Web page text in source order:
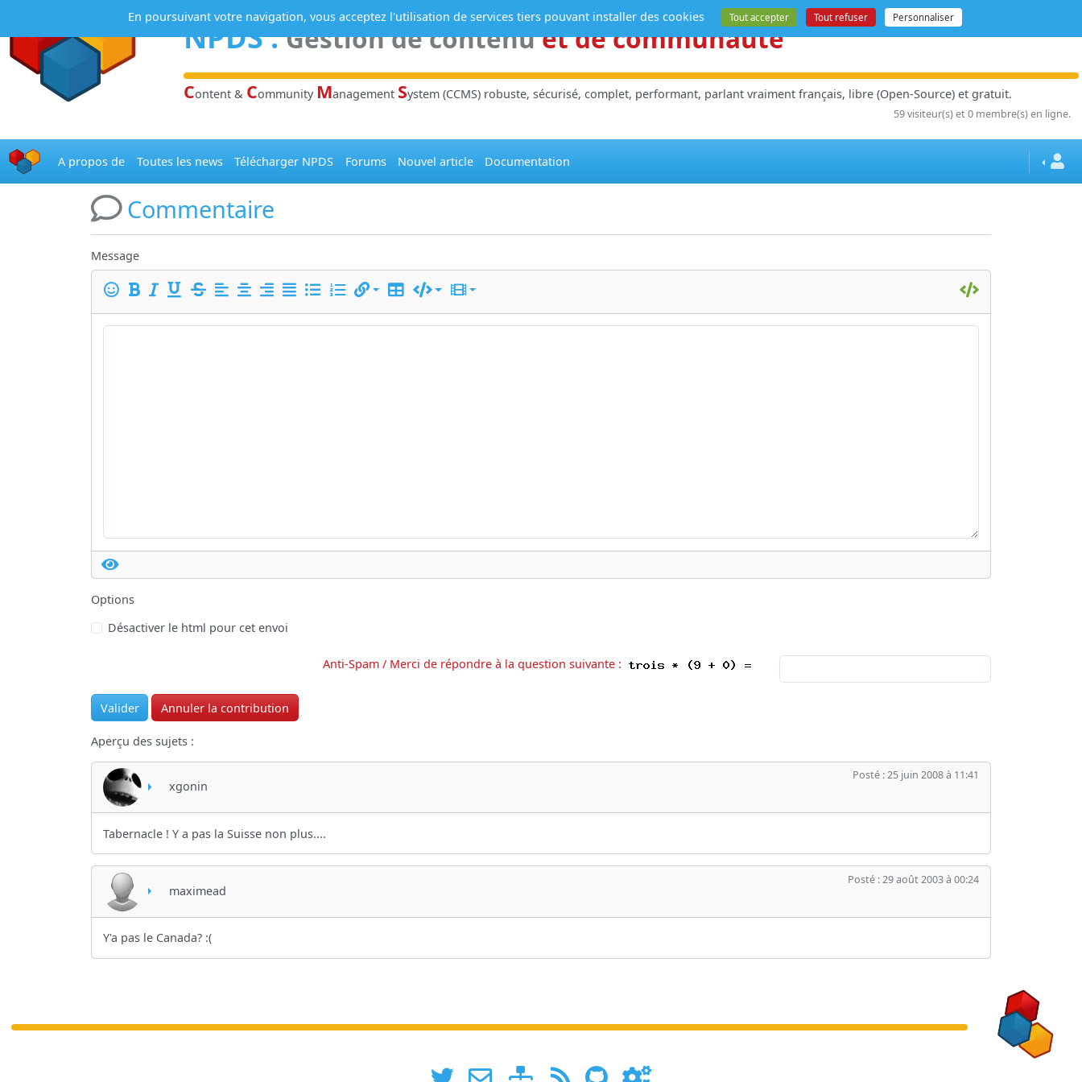
NPDS:Gestion de contenuet de communauté
Content & Community Management System (CCMS) robuste, sécurisé, complet, performant, parlant vraiment français, libre (Open-Source) et gratuit.
59 visiteur(s) et 0 membre(s) en ligne.
A propos de Toutes les news Télécharger NPDS Forums Nouvel article Documentation
Commentaire
Message
Options
Désactiver le html pour cet envoi
Anti-Spam / Merci de répondre à la question suivante :
Aperçu des sujets :
xgonin
Posté : 25 juin 2008 à 11:41
Tabernacle ! Y a pas la Suisse non plus....
maximead
Posté : 29 août 2003 à 00:24
Y'a pas le Canada? :(
En poursuivant votre navigation, vous acceptez l'utilisation de services tiers pouvant installer des cookies Tout accepter Tout refuser Personnaliser